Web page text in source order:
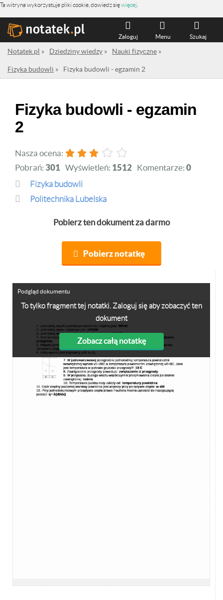
Ta witryna wykorzystuje pliki cookie, dowiedz sięwięcej
Szukaj
Menu
Zaloguj
Notatek.pl » Dziedziny wiedzy » Nauki fizyczne »
Fizyka budowli » Fizyka budowli - egzamin 2
Fizyka budowli - egzamin
2
Nasza ocena:
Pobrań: 301 Wyświetleń: 1512 Komentarze: 0
Fizyka budowli
Politechnika Lubelska
Pobierz ten dokument za darmo
Pobierz notatkę
To tylko fragment tej notatki. Zaloguj się aby zobaczyć ten
dokument
Zobacz całą notatkę
Podgląd dokumentu